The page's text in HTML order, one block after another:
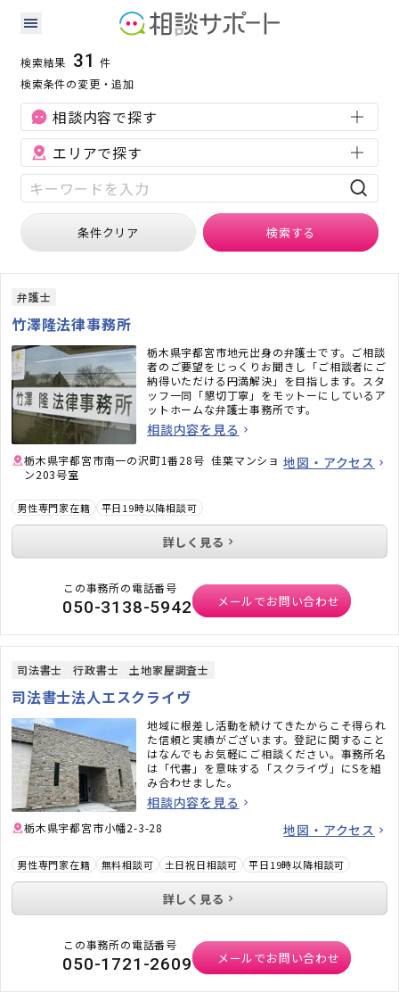
栃木県の相続に強い専門家の検索結果
相続
検索結果 31 件
検索条件の変更・追加
相談内容で探す
エリアで探す
条件クリア 検索する
弁護士
竹澤隆法律事務所
栃木県宇都宮市地元出身の弁護士です。ご相談
者のご要望をじっくりお聞きし「ご相談者にご
納得いただける円満解決」を目指します。スタ
ッフ一同「懇切丁寧」をモットーにしているア
ットホームな弁護士事務所です。
相談内容を見る
栃木県宇都宮市南一の沢町1番28号 佳葉マンショ
ン203号室
地図・アクセス
男性専門家在籍 平日19時以降相談可
詳しく見る
この事務所の電話番号
050-3138-5942 メールでお問い合わせ
司法書士 行政書士 土地家屋調査士
司法書士法人エスクライヴ
地域に根差し活動を続けてきたからこそ得られ
た信頼と実績がございます。登記に関すること
はなんでもお気軽にご相談ください。事務所名
は「代書」を意味する「スクライヴ」にSを組
み合わせました。
相談内容を見る
栃木県宇都宮市小幡2-3-28 地図・アクセス
男性専門家在籍 無料相談可 土日祝日相談可 平日19時以降相談可
詳しく見る
この事務所の電話番号
050-1721-2609 メールでお問い合わせ